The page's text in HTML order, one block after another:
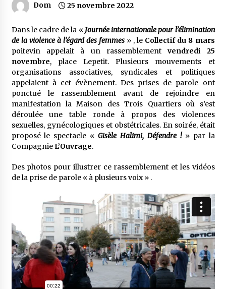
Dom 25 novembre 2022
Dans le cadre de la « Journée internationale pour l’élimination
de la violence à l’égard des femmes» , le Collectif du 8 mars
poitevin appelait à un rassemblementvendredi 25
novembre, place Lepetit. Plusieurs mouvements et
organisations associatives, syndicales et politiques
appelaient à cet évènement. Des prises de parole ont
ponctué le rassemblement avant de rejoindre en
manifestation la Maison des Trois Quartiers où s’est
déroulée une table ronde à propos des violences
sexuelles, gynécologiques et obstétricales. En soirée, était
proposé le spectacle «Gisèle Halimi, Défendre !» par la
Compagnie L’Ouvrage.
Des photos pour illustrer ce rassemblement et les vidéos
de la prise de parole « à plusieurs voix » .